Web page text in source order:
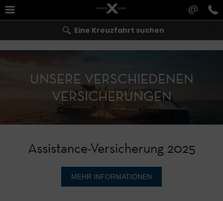
@
Eine Kreuzfahrt suchen
UNSERE VERSCHIEDENEN
VERSICHERUNGEN
Assistance-Versicherung 2025
MEHR INFORMATIONEN